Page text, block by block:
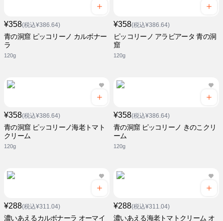
¥358(税込¥386.64)
青の洞窟 ピッコリーノ カルボナー
ラ
120g
¥358(税込¥386.64)
ピッコリーノ アラビアータ 青の洞
窟
120g
¥358(税込¥386.64)
青の洞窟 ピッコリーノ海老トマト
クリーム
120g
¥358(税込¥386.64)
青の洞窟 ピッコリーノ きのこクリ
ーム
120g
¥288(税込¥311.04)
濃いあえるカルボナーラ オーマイ
¥288(税込¥311.04)
濃いあえる海老トマトクリーム オ